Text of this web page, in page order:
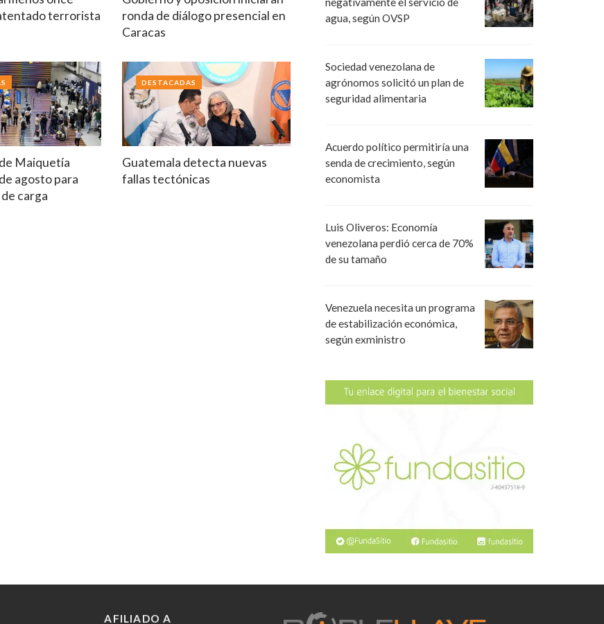
terrorista
ronda de diálogo presencial en
Caracas
Maiquetía
agosto para
carga
Guatemala detecta nuevas
fallas tectónicas
DESTACADAS
agua, según OVSP
Sociedad venezolana de
agrónomos solicitó un plan de
seguridad alimentaria
Acuerdo político permitiría una
senda de crecimiento, según
economista
Luis Oliveros: Economía
venezolana perdió cerca de 70%
de su tamaño
Venezuela necesita un programa
de estabilización económica,
según exministro
AFILIADO A